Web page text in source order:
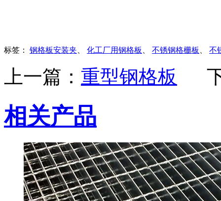
标签： 钢格板安装夹、 化工厂用钢格板 、 不锈钢格栅板 、 不
上一篇： 重型钢格板
相关产品